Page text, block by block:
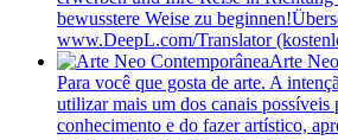
bewusstere Weise zu
www.DeepL.com/Translator
Arte
Para você que gosta de arte. A
utilizar mais um dos canais possíveis
conhecimento e do fazer artístico,